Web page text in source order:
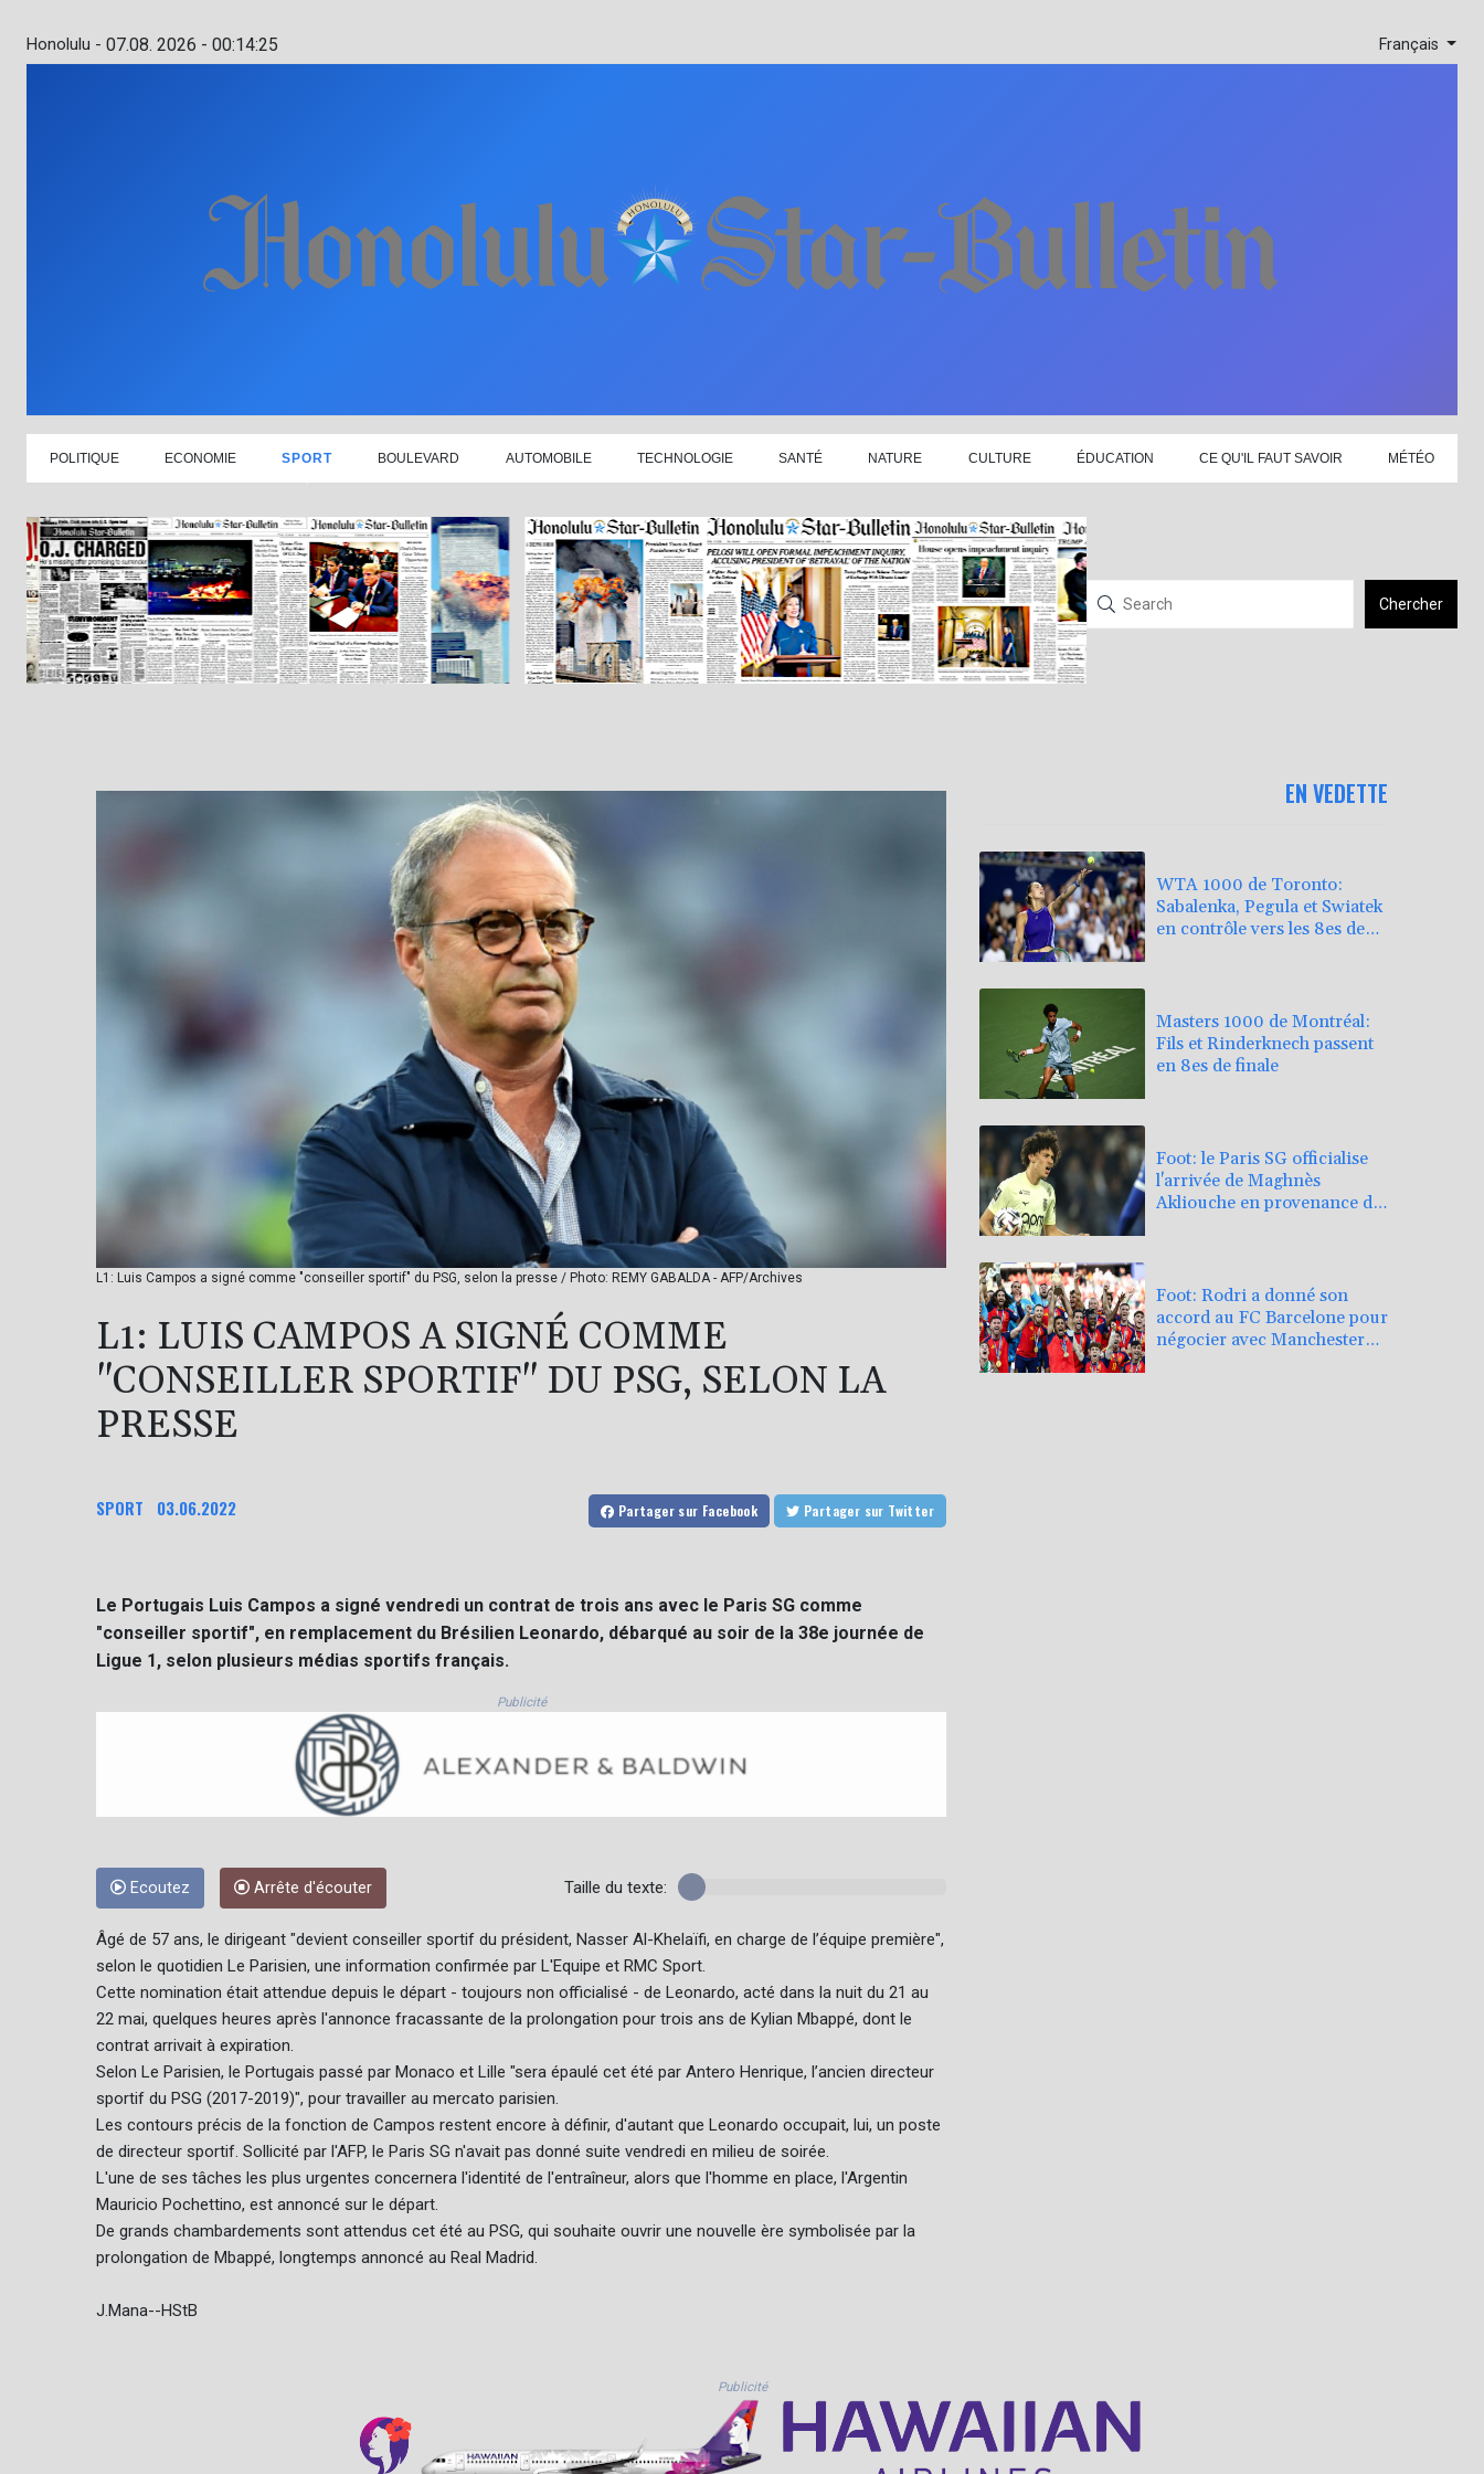
Honolulu - 07.08. 2026 - 00:14:26 Français
POLITIQUE ECONOMIE SPORT BOULEVARD AUTOMOBILE TECHNOLOGIE SANTÉ NATURE CULTURE ÉDUCATION CE QU'IL FAUT SAVOIR MÉTÉO
Chercher
L1: Luis Campos a signé comme "conseiller sportif" du PSG, selon la presse / Photo: REMY GABALDA - AFP/Archives
L1: LUIS CAMPOS A SIGNÉ COMME
"CONSEILLER SPORTIF" DU PSG, SELON LA
PRESSE
SPORT 03.06.2022 Partager sur Facebook Partager sur Twitter
Le Portugais Luis Campos a signé vendredi un contrat de trois ans avec le Paris SG comme
"conseiller sportif", en remplacement du Brésilien Leonardo, débarqué au soir de la 38e journée de
Ligue 1, selon plusieurs médias sportifs français.
Publicité
Ecoutez Arrête d'écouter Taille du texte:
Âgé de 57 ans, le dirigeant "devient conseiller sportif du président, Nasser Al-Khelaïfi, en charge de l’équipe première",
selon le quotidien Le Parisien, une information confirmée par L'Equipe et RMC Sport.
Cette nomination était attendue depuis le départ - toujours non officialisé - de Leonardo, acté dans la nuit du 21 au
22 mai, quelques heures après l'annonce fracassante de la prolongation pour trois ans de Kylian Mbappé, dont le
contrat arrivait à expiration.
Selon Le Parisien, le Portugais passé par Monaco et Lille "sera épaulé cet été par Antero Henrique, l’ancien directeur
sportif du PSG (2017-2019)", pour travailler au mercato parisien.
Les contours précis de la fonction de Campos restent encore à définir, d'autant que Leonardo occupait, lui, un poste
de directeur sportif. Sollicité par l'AFP, le Paris SG n'avait pas donné suite vendredi en milieu de soirée.
L'une de ses tâches les plus urgentes concernera l'identité de l'entraîneur, alors que l'homme en place, l'Argentin
Mauricio Pochettino, est annoncé sur le départ.
De grands chambardements sont attendus cet été au PSG, qui souhaite ouvrir une nouvelle ère symbolisée par la
prolongation de Mbappé, longtemps annoncé au Real Madrid.
J.Mana--HStB
EN VEDETTE
WTA 1000 de Toronto:
Sabalenka, Pegula et Swiatek
en contrôle vers les 8es de
Masters 1000 de Montréal:
Fils et Rinderknech passent
en 8es de finale
Foot: le Paris SG officialise
l'arrivée de Maghnès
Akliouche en provenance de
Foot: Rodri a donné son
accord au FC Barcelone pour
négocier avec Manchester
Publicité